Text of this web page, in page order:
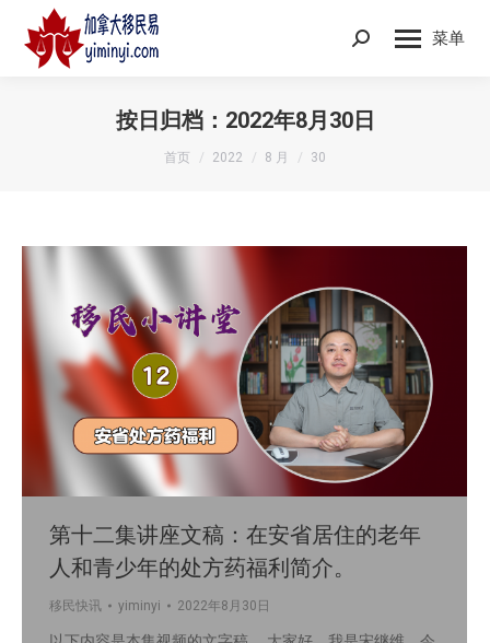
菜单
Search:
按日归档： 2022年8月30日
您在这里：
首页 2022 8 月 30
第十二集讲座文稿：在安省居住的老年
人和青少年的处方药福利简介。
移民快讯 yiminyi 2022年8月30日